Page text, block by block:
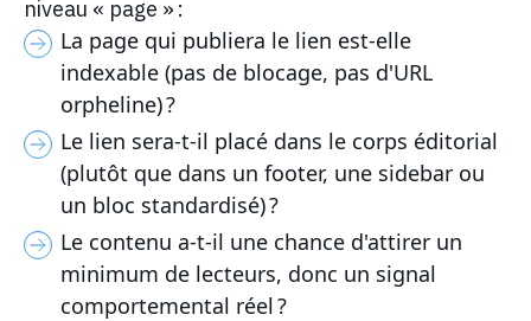
niveau « page » :
La page qui publiera le lien est-elle
indexable (pas de blocage, pas d'URL
orpheline) ?
Le lien sera-t-il placé dans le corps éditorial
(plutôt que dans un footer, une sidebar ou
un bloc standardisé) ?
Le contenu a-t-il une chance d'attirer un
minimum de lecteurs, donc un signal
comportemental réel ?